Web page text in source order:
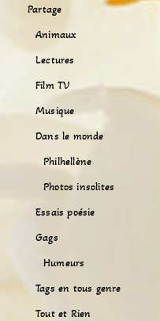
Partage
Animaux
Lectures
Film TV
Musique
Dans le monde
Philhellène
Photos insolites
Essais poésie
Gags
Humeurs
Tags en tous genre
Tout et Rien